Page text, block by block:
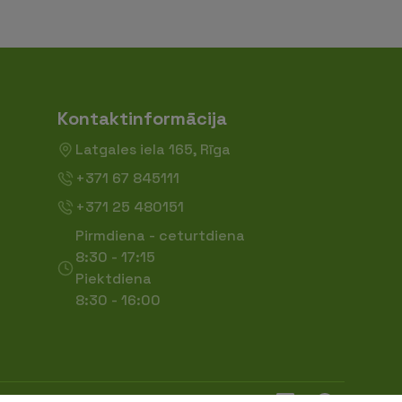
Kontaktinformācija
Latgales iela 165, Rīga
+371 67 845111
+371 25 480151
Pirmdiena - ceturtdiena
8:30 - 17:15
Piektdiena
8:30 - 16:00